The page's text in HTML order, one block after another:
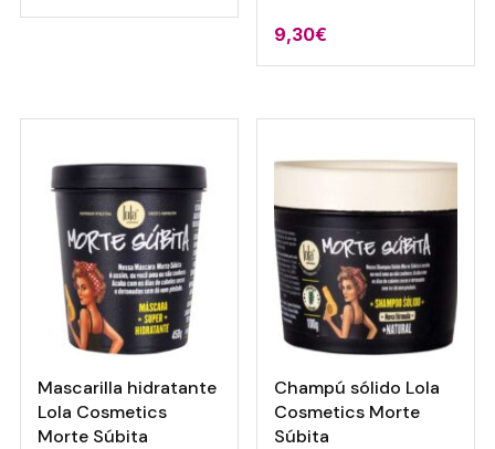
9,30€
Mascarilla hidratante
Lola Cosmetics
Morte Súbita
Champú sólido Lola
Cosmetics Morte
Súbita